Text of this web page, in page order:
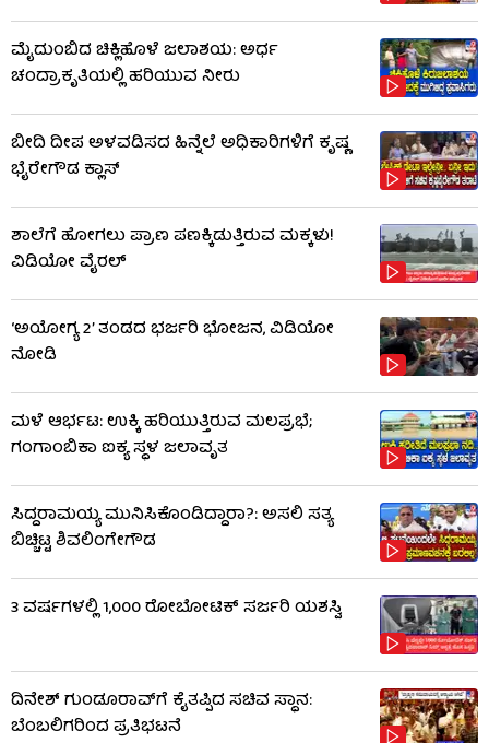
ಮೈದುಂಬಿದ ಚಿಕ್ಲಿಹೊಳೆ ಜಲಾಶಯ: ಅರ್ಧ
ಚಂದ್ರಾಕೃತಿಯಲ್ಲಿ ಹರಿಯುವ ನೀರು
ಬೀದಿ ದೀಪ ಅಳವಡಿಸದ ಹಿನ್ನೆಲೆ ಅಧಿಕಾರಿಗಳಿಗೆ ಕೃಷ್ಣ
ಭೈರೇಗೌಡ ಕ್ಲಾಸ್​​
ಶಾಲೆಗೆ ಹೋಗಲು ಪ್ರಾಣ ಪಣಕ್ಕಿಡುತ್ತಿರುವ ಮಕ್ಕಳು!
ವಿಡಿಯೋ ವೈರಲ್
‘ಅಯೋಗ್ಯ 2’ ತಂಡದ ಭರ್ಜರಿ ಭೋಜನ, ವಿಡಿಯೋ
ನೋಡಿ
ಮಳೆ ಆರ್ಭಟ: ಉಕ್ಕಿ ಹರಿಯುತ್ತಿರುವ ಮಲಪ್ರಭೆ;
ಗಂಗಾಂಬಿಕಾ ಐಕ್ಯ ಸ್ಥಳ ಜಲಾವೃತ
ಸಿದ್ದರಾಮಯ್ಯ ಮುನಿಸಿಕೊಂಡಿದ್ದಾರಾ?: ಅಸಲಿ ಸತ್ಯ
ಬಿಚ್ಚಿಟ್ಟ ಶಿವಲಿಂಗೇಗೌಡ
3 ವರ್ಷಗಳಲ್ಲಿ 1,000 ರೋಬೋಟಿಕ್ ಸರ್ಜರಿ ಯಶಸ್ವಿ
ದಿನೇಶ್ ಗುಂಡೂರಾವ್​​ಗೆ ಕೈತಪ್ಪಿದ ಸಚಿವ ಸ್ಥಾನ:
ಬೆಂಬಲಿಗರಿಂದ ಪ್ರತಿಭಟನೆ